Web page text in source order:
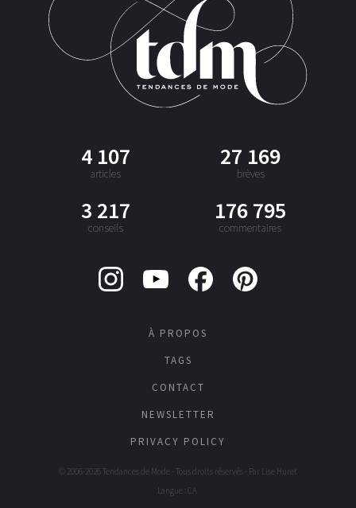
4 107
articles
27 169
brèves
3 217
conseils
176 795
commentaires
À PROPOS
TAGS
CONTACT
NEWSLETTER
PRIVACY POLICY
© 2006-2026 Tendances de Mode - Tous droits réservés - Par Lise Huret
Langue : CA